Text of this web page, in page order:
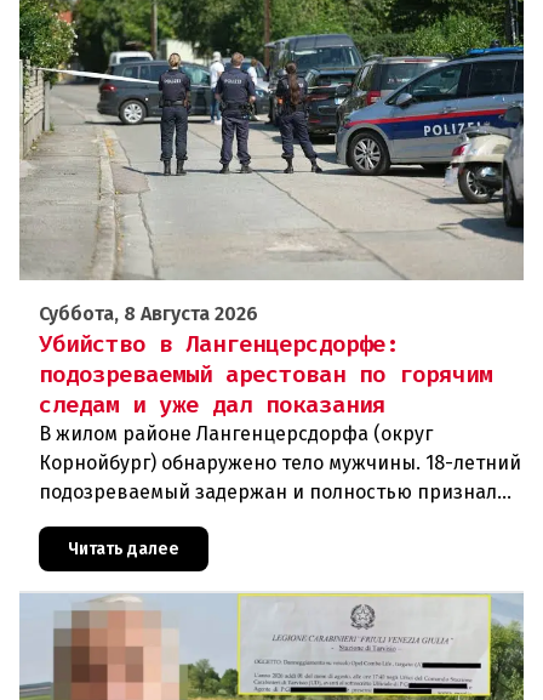
Суббота, 8 Августа 2026
Убийство в Лангенцерсдорфе:
подозреваемый арестован по горячим
следам и уже дал показания
В жилом районе Лангенцерсдорфа (округ
Корнойбург) обнаружено тело мужчины. 18-летний
подозреваемый задержан и полностью признал
свою вину. По данным следствия, преступление
могло быть совершено на поч
Читать далее